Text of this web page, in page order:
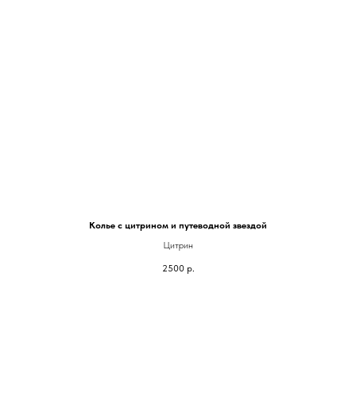
Колье с цитрином и путеводной звездой
Цитрин
2500 р.